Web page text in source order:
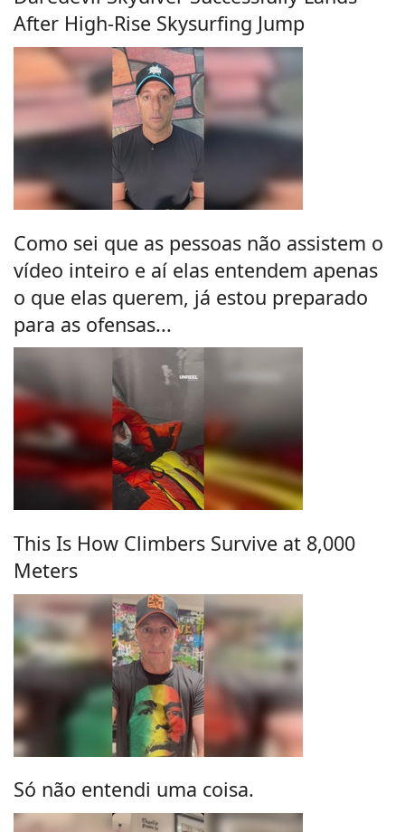
After High-Rise Skysurfing Jump
Como sei que as pessoas não assistem o
vídeo inteiro e aí elas entendem apenas
o que elas querem, já estou preparado
para as ofensas...
This Is How Climbers Survive at 8,000
Meters
Só não entendi uma coisa.